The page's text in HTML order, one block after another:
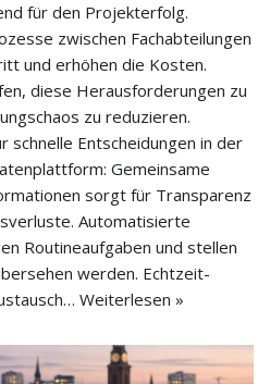
für den Projekterfolg.
zwischen Fachabteilungen
und erhöhen die Kosten.
diese Herausforderungen zu
zu reduzieren.
schnelle Entscheidungen in der
Gemeinsame
sorgt für Transparenz
Automatisierte
Routineaufgaben und stellen
werden. Echtzeit-
Weiterlesen »